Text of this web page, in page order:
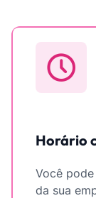
Horário
Você
da sua